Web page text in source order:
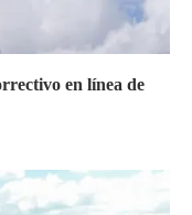
en línea de